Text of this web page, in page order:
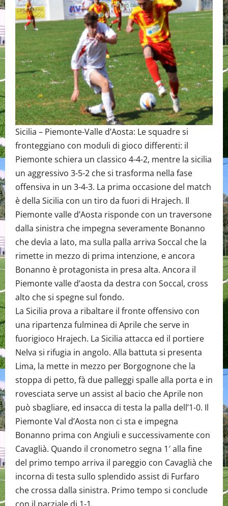
Sicilia – Piemonte-Valle d’Aosta: Le squadre si
fronteggiano con moduli di gioco differenti: il
Piemonte schiera un classico 4-4-2, mentre la sicilia
un aggressivo 3-5-2 che si trasforma nella fase
offensiva in un 3-4-3. La prima occasione del match
è della Sicilia con un tiro da fuori di Hrajech. Il
Piemonte valle d’Aosta risponde con un traversone
dalla sinistra che impegna severamente Bonanno
che devìa a lato, ma sulla palla arriva Soccal che la
rimette in mezzo di prima intenzione, e ancora
Bonanno è protagonista in presa alta. Ancora il
Piemonte valle d’aosta da destra con Soccal, cross
alto che si spegne sul fondo.
La Sicilia prova a ribaltare il fronte offensivo con
una ripartenza fulminea di Aprile che serve in
fuorigioco Hrajech. La Sicilia attacca ed il portiere
Nelva si rifugia in angolo. Alla battuta si presenta
Lima, la mette in mezzo per Borgognone che la
stoppa di petto, fà due palleggi spalle alla porta e in
rovesciata serve un assist al bacio che Aprile non
può sbagliare, ed insacca di testa la palla dell’1-0. Il
Piemonte Val d’Aosta non ci sta e impegna
Bonanno prima con Angiuli e successivamente con
Cavaglià. Quando il cronometro segna 1′ alla fine
del primo tempo arriva il pareggio con Cavaglià che
incorna di testa sullo splendido assist di Furfaro
che crossa dalla sinistra. Primo tempo si conclude